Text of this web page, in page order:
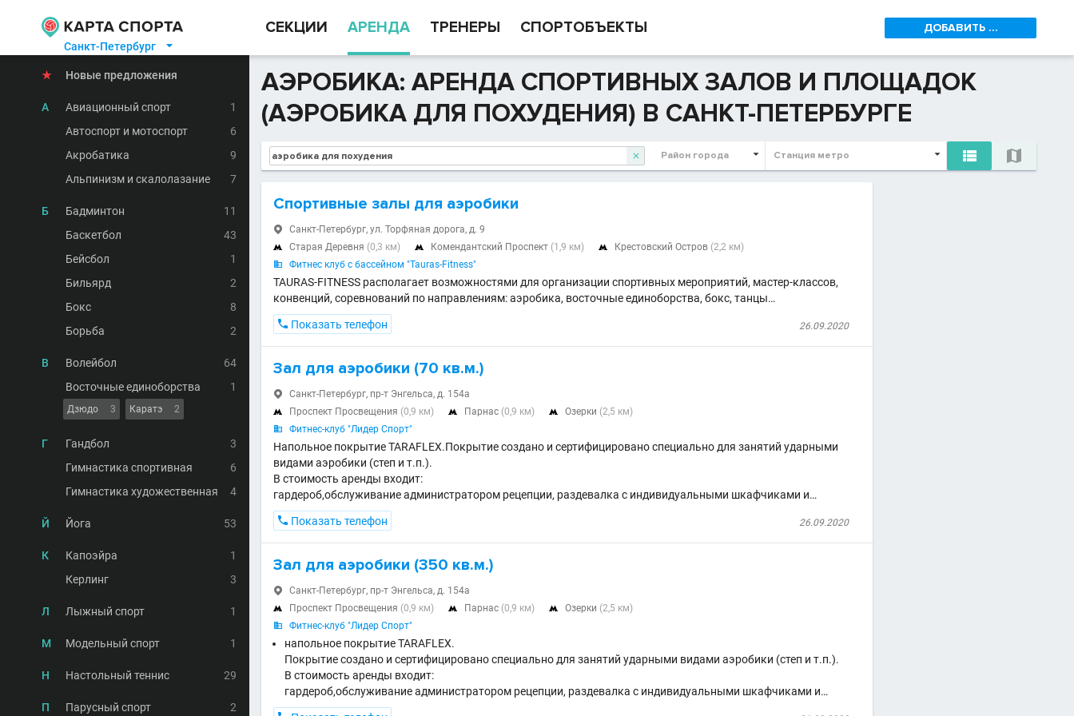
Санкт-Петербург 
СЕКЦИИ АРЕНДА ТРЕНЕРЫ СПОРТОБЪЕКТЫ ДОБАВИТЬ ...
★ Новые предложения
А Авиационный спорт
1
Автоспорт и мотоспорт
6
Акробатика
9
Альпинизм и скалолазание
7
Б Бадминтон
11
Баскетбол
43
Бейсбол
1
Бильярд
2
Бокс
8
Борьба
2
В Волейбол
64
Восточные единоборства
1
Дзюдо 3 Каратэ 2
Г Гандбол
3
Гимнастика спортивная
6
Гимнастика художественная
4
Й Йога 53
К Капоэйра
1
Керлинг
3
Л Лыжный спорт 1
М Модельный спорт 1
Н Настольный теннис 29
П Парусный спорт
2
АЭРОБИКА: АРЕНДА СПОРТИВНЫХ ЗАЛОВ И ПЛОЩАДОК
(АЭРОБИКА ДЛЯ ПОХУДЕНИЯ) В САНКТ-ПЕТЕРБУРГЕ
 Район города Станция метро  
Спортивные залы для аэробики
 Санкт-Петербург, ул. Торфяная дорога, д. 9
 Старая Деревня (0,3 км)  Комендантский Проспект (1,9 км)  Крестовский Остров (2,2 км)
 Фитнес клуб с бассейном "Tauras-Fitness"
TAURAS-FITNESS располагает возможностями для организации спортивных мероприятий, мастер-классов,
конвенций, соревнований по направлениям: аэробика, восточные единоборства, бокс, танцы…
26.09.2020
 Показать телефон
Зал для аэробики (70 кв.м.)
 Санкт-Петербург, пр-т Энгельса, д. 154а
 Проспект Просвещения (0,9 км)  Парнас (0,9 км)  Озерки (2,5 км)
 Фитнес-клуб "Лидер Спорт"
Напольное покрытие TARAFLEX.Покрытие создано и сертифицировано специально для занятий ударными
видами аэробики (степ и т.п.).
В стоимость аренды входит:
гардероб,обслуживание администратором рецепции, раздевалка с индивидуальными шкафчиками и…
26.09.2020
 Показать телефон
Зал для аэробики (350 кв.м.)
 Санкт-Петербург, пр-т Энгельса, д. 154а
 Проспект Просвещения (0,9 км)  Парнас (0,9 км)  Озерки (2,5 км)
 Фитнес-клуб "Лидер Спорт"
напольное покрытие TARAFLEX.
Покрытие создано и сертифицировано специально для занятий ударными видами аэробики (степ и т.п.).
В стоимость аренды входит:
гардероб,обслуживание администратором рецепции, раздевалка с индивидуальными шкафчиками и…